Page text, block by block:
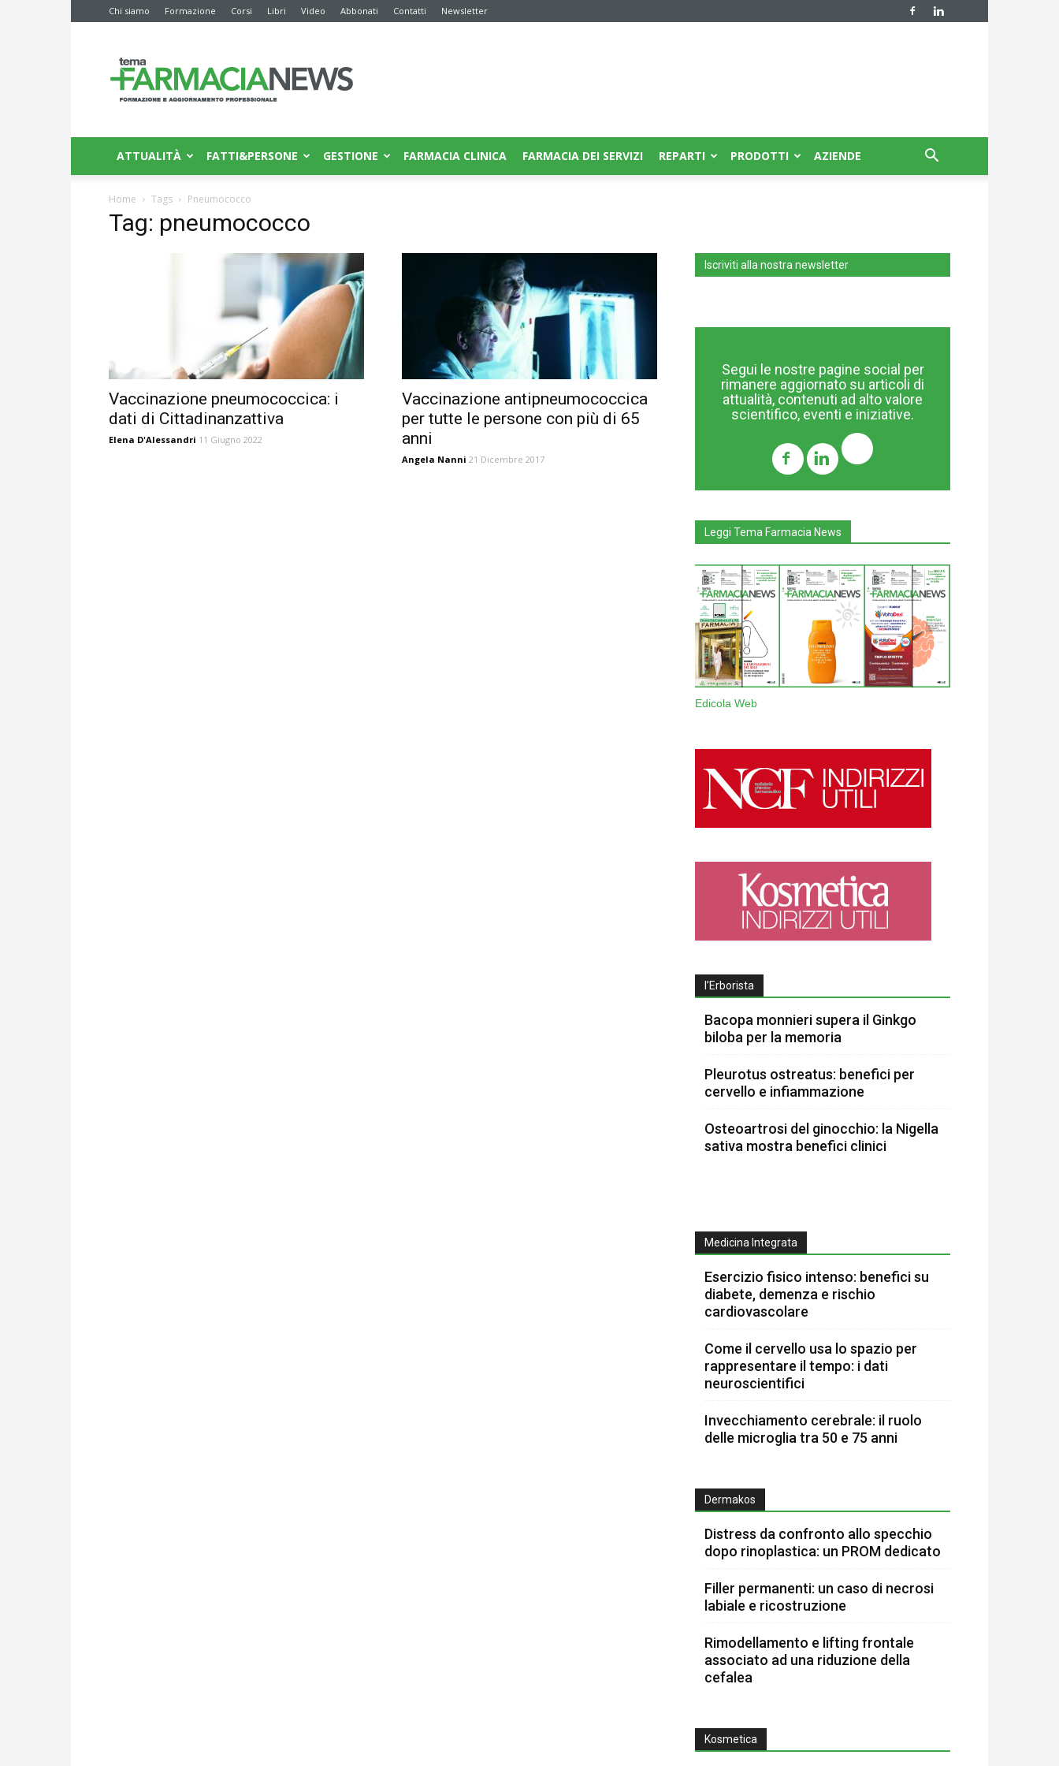
Chi siamo Formazione Corsi Libri Video Abbonati Contatti Newsletter
News
ATTUALITÀ FATTI&PERSONE GESTIONE FARMACIA CLINICA FARMACIA DEI SERVIZI REPARTI PRODOTTI AZIENDE
Home Tags Pneumococco
Tag: pneumococco
Vaccinazione pneumococcica: i
dati di Cittadinanzattiva
Elena D'Alessandri 11 Giugno 2022
Vaccinazione antipneumococcica
per tutte le persone con più di 65
anni
Angela Nanni 21 Dicembre 2017
Iscriviti alla nostra newsletter
Segui le nostre pagine social per
rimanere aggiornato su articoli di
attualità, contenuti ad alto valore
scientifico, eventi e iniziative.
Leggi Tema Farmacia News
Edicola Web
l’Erborista
Bacopa monnieri supera il Ginkgo
biloba per la memoria
Pleurotus ostreatus: benefici per
cervello e infiammazione
Osteoartrosi del ginocchio: la Nigella
sativa mostra benefici clinici
Medicina Integrata
Esercizio fisico intenso: benefici su
diabete, demenza e rischio
cardiovascolare
Come il cervello usa lo spazio per
rappresentare il tempo: i dati
neuroscientifici
Invecchiamento cerebrale: il ruolo
delle microglia tra 50 e 75 anni
Dermakos
Distress da confronto allo specchio
dopo rinoplastica: un PROM dedicato
Filler permanenti: un caso di necrosi
labiale e ricostruzione
Rimodellamento e lifting frontale
associato ad una riduzione della
cefalea
Kosmetica